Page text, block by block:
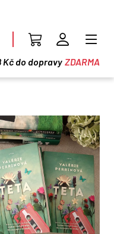
Kč do dopravy ZDARMA